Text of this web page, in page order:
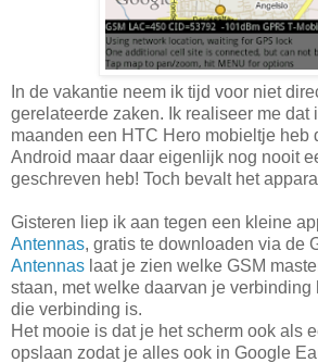
In de vakantie neem ik tijd voor niet
gerelateerde zaken. Ik realiseer me dat
maanden een HTC Hero mobieltje heb
Android maar daar eigenlijk nog nooit
geschreven heb! Toch bevalt het
Gisteren liep ik aan tegen een kleine
Antennas, gratis te downloaden via de
Antennas laat je zien welke GSM
staan, met welke daarvan je verbinding
die verbinding is.
Het mooie is dat je het scherm ook als
opslaan zodat je alles ook in Google